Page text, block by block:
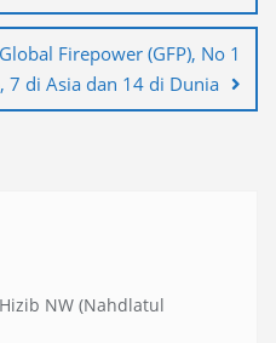
Firepower (GFP), No 1
7 di Asia dan 14 di Dunia
NW (Nahdlatul